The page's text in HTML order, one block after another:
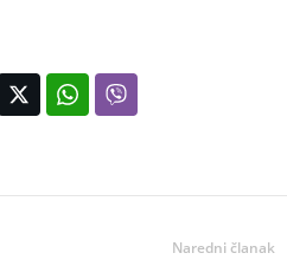
Naredni članak